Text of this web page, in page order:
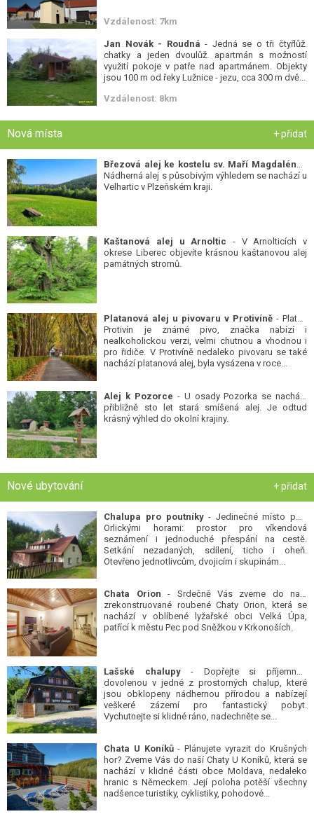
Vzdálenost: 7km
Jan Novák - Roudná - Jedná se o tři čtyřlůž.
chatky a jeden dvoulůž. apartmán s možností
využití pokoje v patře nad apartmánem. Objekty
jsou 100 m od řeky Lužnice - jezu, cca 300 m dvě...
Vzdálenost: 8km
Nová místa + přidat
Nádherná alej s působivým výhledem se nachází u
Velhartic v Plzeňském kraji.
Kaštanová alej u Arnoltic - V Arnolticích v
okrese Liberec objevíte krásnou kaštanovou alej
památných stromů.
Platanová alej u pivovaru v Protivíně - Platan
Protivín je známé pivo, značka nabízí i
nealkoholickou verzi, velmi chutnou a vhodnou i
pro řidiče. V Protivíně nedaleko pivovaru se také
nachází platanová alej, byla vysázena v roce...
Alej k Pozorce - U osady Pozorka se nachází
přibližně sto let stará smíšená alej. Je odtud
krásný výhled do okolní krajiny.
Nové ubytování + přidat
Chalupa pro poutníky- Jedinečné místo pod
Orlickými horami: prostor pro víkendová
seznámení i jednoduché přespání na cestě.
Setkání nezadaných, sdílení, ticho i oheň.
Otevřeno jednotlivcům, dvojicím i skupinám...
Chata Orion - Srdečně Vás zveme do naší
zrekonstruované roubené Chaty Orion, která se
nachází v oblíbené lyžařské obci Velká Úpa,
patřící k městu Pec pod Sněžkou v Krkonoších.
Lašské chalupy- Dopřejte si příjemnou
dovolenou v jedné z prostorných chalup, které
jsou obklopeny nádhernou přírodou a nabízejí
veškeré zázemí pro fantastický pobyt.
Vychutnejte si klidné ráno, nadechněte se...
Chata U Koníků- Plánujete vyrazit do Krušných
hor? Zveme Vás do naší Chaty U Koníků, která se
nachází v klidné části obce Moldava, nedaleko
hranic s Německem. Její poloha potěší všechny
nadšence turistiky, cyklistiky, pohodové...